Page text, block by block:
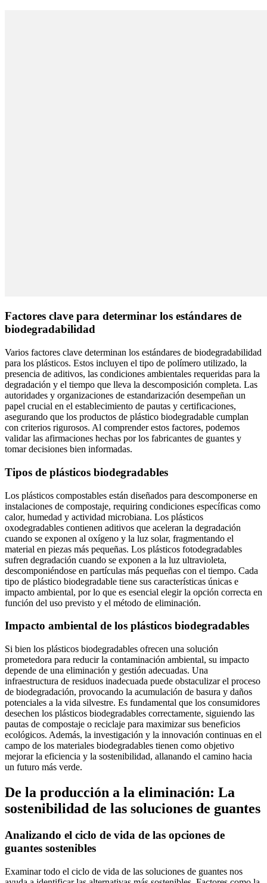
Factores clave para determinar los estándares de
biodegradabilidad
Varios factores clave determinan los estándares de biodegradabilidad
para los plásticos. Estos incluyen el tipo de polímero utilizado, la
presencia de aditivos, las condiciones ambientales requeridas para la
degradación y el tiempo que lleva la descomposición completa. Las
autoridades y organizaciones de estandarización desempeñan un
papel crucial en el establecimiento de pautas y certificaciones,
asegurando que los productos de plástico biodegradable cumplan
con criterios rigurosos. Al comprender estos factores, podemos
validar las afirmaciones hechas por los fabricantes de guantes y
tomar decisiones bien informadas.
Tipos de plásticos biodegradables
Los plásticos compostables están diseñados para descomponerse en
instalaciones de compostaje, requiring condiciones específicas como
calor, humedad y actividad microbiana. Los plásticos
oxodegradables contienen aditivos que aceleran la degradación
cuando se exponen al oxígeno y la luz solar, fragmentando el
material en piezas más pequeñas. Los plásticos fotodegradables
sufren degradación cuando se exponen a la luz ultravioleta,
descomponiéndose en partículas más pequeñas con el tiempo. Cada
tipo de plástico biodegradable tiene sus características únicas e
impacto ambiental, por lo que es esencial elegir la opción correcta en
función del uso previsto y el método de eliminación.
Impacto ambiental de los plásticos biodegradables
Si bien los plásticos biodegradables ofrecen una solución
prometedora para reducir la contaminación ambiental, su impacto
depende de una eliminación y gestión adecuadas. Una
infraestructura de residuos inadecuada puede obstaculizar el proceso
de biodegradación, provocando la acumulación de basura y daños
potenciales a la vida silvestre. Es fundamental que los consumidores
desechen los plásticos biodegradables correctamente, siguiendo las
pautas de compostaje o reciclaje para maximizar sus beneficios
ecológicos. Además, la investigación y la innovación continuas en el
campo de los materiales biodegradables tienen como objetivo
mejorar la eficiencia y la sostenibilidad, allanando el camino hacia
un futuro más verde.
De la producción a la eliminación: La
sostenibilidad de las soluciones de guantes
Analizando el ciclo de vida de las opciones de
guantes sostenibles
Examinar todo el ciclo de vida de las soluciones de guantes nos